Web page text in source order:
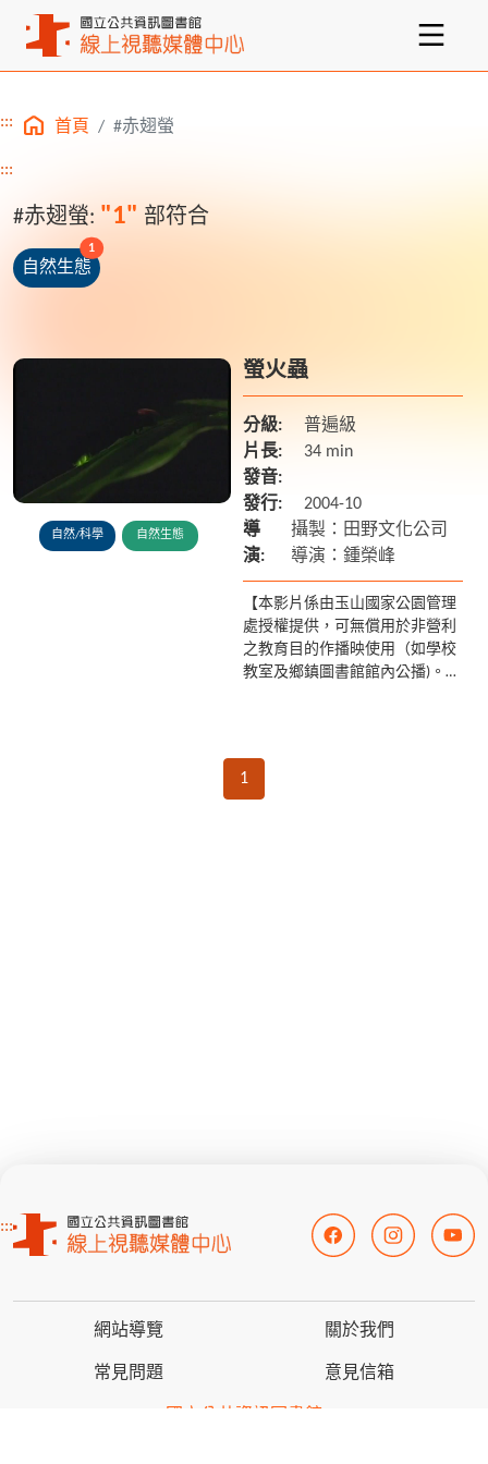
主要內容區塊
::: 首頁 #赤翅螢
:::
#赤翅螢: "1" 部符合
自然生態
1 unread messages
自然/科學 自然生態
螢火蟲
分級:
普遍級
片長:
34 min
發音:
發行:
2004-10
導
演:
攝製：田野文化公司
導演：鍾榮峰
【本影片係由玉山國家公園管理
處授權提供，可無償用於非營利
之教育目的作播映使用（如學校
教室及鄉鎮圖書館館內公播)。若
1
:::
網站導覽 關於我們
常見問題 意見信箱